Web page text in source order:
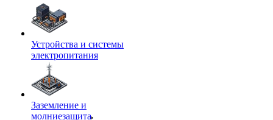
Устройства и системы
электропитания
Заземление и
молниезащита